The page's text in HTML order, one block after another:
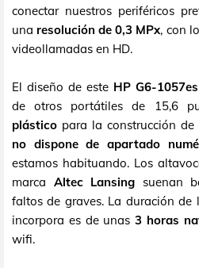
conectar nuestros periféricos
una resolución de 0,3 MPx, con
videollamadas en HD.
El diseño de este HP G6-1057es
de otros portátiles de 15,6
plástico para la construcción
no dispone de apartado
estamos habituando. Los
marca Altec Lansing suenan
faltos de graves. La duración
incorpora es de unas3 horas
wifi.